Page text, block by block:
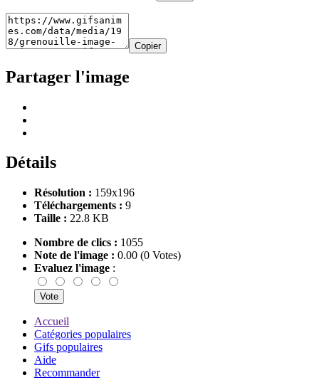
Copier
Partager l'image
Détails
Résolution : 159x196
Téléchargements : 9
Taille : 22.8 KB
Nombre de clics : 1055
Note de l'image : 0.00 (0 Votes)
Evaluez l'image :
Accueil
Catégories populaires
Gifs populaires
Aide
Recommander